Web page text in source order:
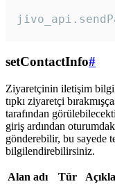
setContactInfo#
Ziyaretçinin iletişim
tıpkı ziyaretçi
tarafından
giriş ardından
gönderebilir, bu sayede
bilgilendirebilirsiniz.
Alan adı Tür